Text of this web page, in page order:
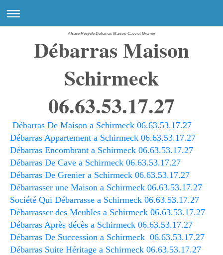
Alsace Recycle Débarras Maison Cave et Grenier
Débarras Maison
Schirmeck
06.63.53.17.27
Débarras De Maison a Schirmeck 06.63.53.17.27
Débarras Appartement a Schirmeck 06.63.53.17.27
Débarras Encombrant a Schirmeck 06.63.53.17.27
Débarras De Cave a Schirmeck 06.63.53.17.27
Débarras De Grenier a Schirmeck 06.63.53.17.27
Débarrasser une Maison a Schirmeck 06.63.53.17.27
Société Qui Débarrasse a Schirmeck 06.63.53.17.27
Débarrasser des Meubles a Schirmeck 06.63.53.17.27
Débarras Après décès a Schirmeck 06.63.53.17.27
Débarras De Succession a Schirmeck 06.63.53.17.27
Débarras Suite Héritage a Schirmeck 06.63.53.17.27